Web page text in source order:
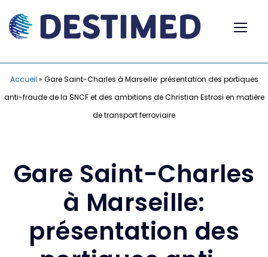
Accueil » Gare Saint-Charles à Marseille: présentation des portiques
anti-fraude de la SNCF et des ambitions de Christian Estrosi en matière
de transport ferroviaire
Gare Saint-Charles
à Marseille:
présentation des